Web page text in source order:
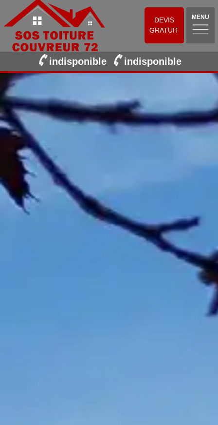
DEVIS
GRATUIT
MENU
indisponible indisponible